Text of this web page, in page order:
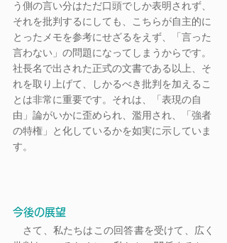
う側の言い分はただ口頭でしか表明されず、
それを批判するにしても、こちらが自主的に
とったメモを参考にせざるをえず、「言った
言わない」の問題になってしまうからです。
社長名で出された正式の文書である以上、そ
れを取り上げて、しかるべき批判を加えるこ
とは非常に重要です。それは、「表現の自
由」論がいかに歪められ、濫用され、「強者
の特権」と化しているかを如実に示していま
す。
今後の展望
さて、私たちはこの回答書を受けて、広く